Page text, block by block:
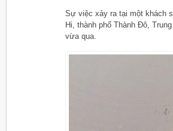
Sự việc xảy ra tại một khách
Hi, thành phố Thành Đô,
vừa qua.